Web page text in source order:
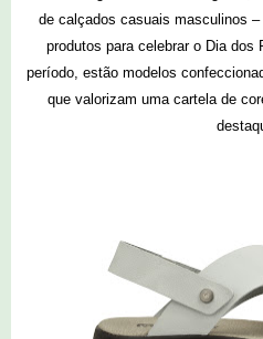
de calçados casuais masculinos
produtos para celebrar o Dia
período, estão modelos
que valorizam uma cartela de